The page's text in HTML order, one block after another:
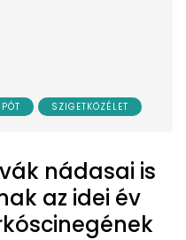
SZIGETKÖZÉLET
nádasai is
az idei év